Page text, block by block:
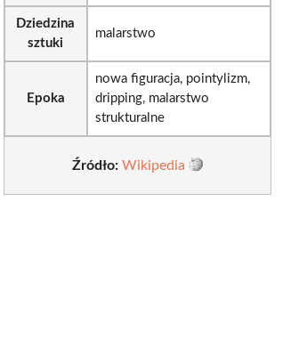
Dziedzina
sztuki
malarstwo
Epoka
nowa figuracja, pointylizm,
dripping, malarstwo
strukturalne
Źródło: Wikipedia